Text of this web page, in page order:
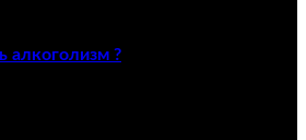
алкоголизм ?